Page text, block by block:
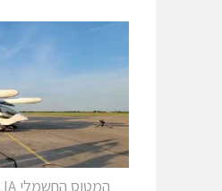
המטוס החשמלי ALIA צילום: Beta Technologies